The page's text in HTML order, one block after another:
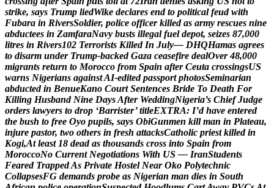
strike, says Trump liedWike declares end to political feud with
Fubara in RiversSoldier, police officer killed as army rescues nine
abductees in ZamfaraNavy busts illegal fuel depot, seizes 87,000
litres in Rivers102 Terrorists Killed In July— DHQHamas agrees
to disarm under Trump-backed Gaza ceasefire dealOver 48,000
migrants return to Morocco from Spain after Ceuta crossingsUS
warns Nigerians againstAI-edited passport photosSeminarian
abducted in BenueKano Court Sentences Bride To Death For
Killing Husband Nine DaysAfter WeddingNigeria’s Chief Judge
orders lawyers to drop ‘Barrister’ titleEXTRA: I’d have entered
the bush to free Oyo pupils, says ObiGunmen kill man in Plateau,
injure pastor, two others in fresh attacksCatholic priest killed in
Kogi,At least 18 dead as thousands cross into Spain from
MoroccoNo Current Negotiations With US — IranStudents
Feared TrappedAs Private Hostel Near Oko Polytechnic
CollapsesFG demands probe as Nigerian man dies in South